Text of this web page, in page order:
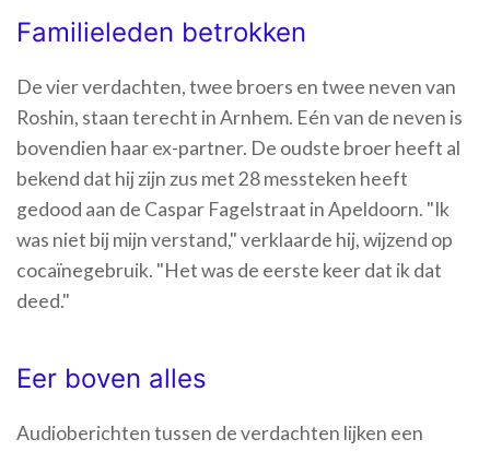
Familieleden betrokken
De vier verdachten, twee broers en twee neven van
Roshin, staan terecht in Arnhem. Eén van de neven is
bovendien haar ex-partner. De oudste broer heeft al
bekend dat hij zijn zus met 28 messteken heeft
gedood aan de Caspar Fagelstraat in Apeldoorn. "Ik
was niet bij mijn verstand," verklaarde hij, wijzend op
cocaïnegebruik. "Het was de eerste keer dat ik dat
deed."
Eer boven alles
Audioberichten tussen de verdachten lijken een